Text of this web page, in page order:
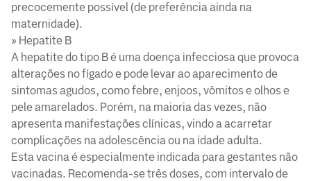
precocemente possível (de preferência ainda na
maternidade).
» Hepatite B
A hepatite do tipo B é uma doença infecciosa que provoca
alterações no fígado e pode levar ao aparecimento de
sintomas agudos, como febre, enjoos, vômitos e olhos e
pele amarelados. Porém, na maioria das vezes, não
apresenta manifestações clínicas, vindo a acarretar
complicações na adolescência ou na idade adulta.
Esta vacina é especialmente indicada para gestantes não
vacinadas. Recomenda-se três doses, com intervalo de